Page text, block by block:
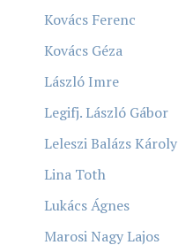
Kovács Ferenc
Kovács Géza
László Imre
Legifj. László Gábor
Leleszi Balázs Károly
Lina Toth
Lukács Ágnes
Marosi Nagy Lajos